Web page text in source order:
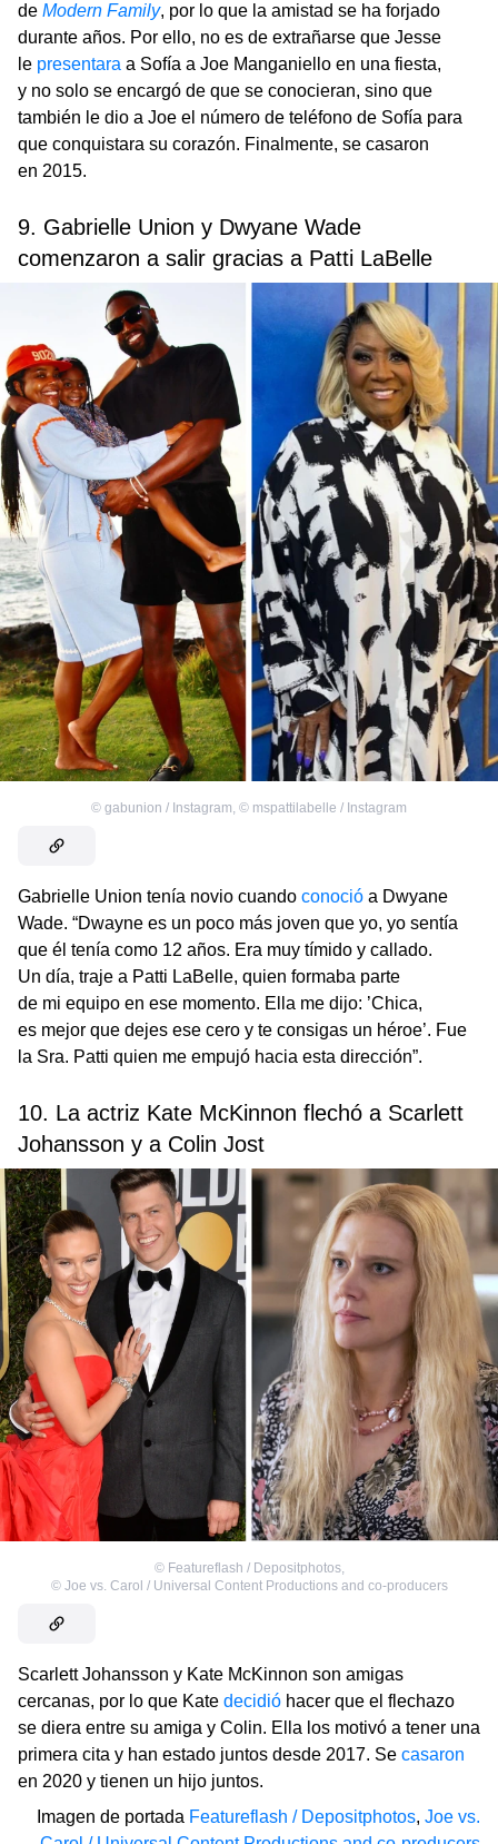
de Modern Family, por lo que la amistad se ha forjado
durante años. Por ello, no es de extrañarse que Jesse
le presentara a Sofía a Joe Manganiello en una fiesta,
y no solo se encargó de que se conocieran, sino que
también le dio a Joe el número de teléfono de Sofía para
que conquistara su corazón. Finalmente, se casaron
en 2015.
9. Gabrielle Union y Dwyane Wade
comenzaron a salir gracias a Patti LaBelle
© gabunion / Instagram, © mspattilabelle / Instagram
Gabrielle Union tenía novio cuando conoció a Dwyane
Wade. “Dwayne es un poco más joven que yo, yo sentía
que él tenía como 12 años. Era muy tímido y callado.
Un día, traje a Patti LaBelle, quien formaba parte
de mi equipo en ese momento. Ella me dijo: ’Chica,
es mejor que dejes ese cero y te consigas un héroe’. Fue
la Sra. Patti quien me empujó hacia esta dirección”.
10. La actriz Kate McKinnon flechó a Scarlett
Johansson y a Colin Jost
© Featureflash / Depositphotos,
© Joe vs. Carol / Universal Content Productions and co-producers
Scarlett Johansson y Kate McKinnon son amigas
cercanas, por lo que Kate decidió hacer que el flechazo
se diera entre su amiga y Colin. Ella los motivó a tener una
primera cita y han estado juntos desde 2017. Se casaron
en 2020 y tienen un hijo juntos.
Imagen de portada Featureflash / Depositphotos, Joe vs.